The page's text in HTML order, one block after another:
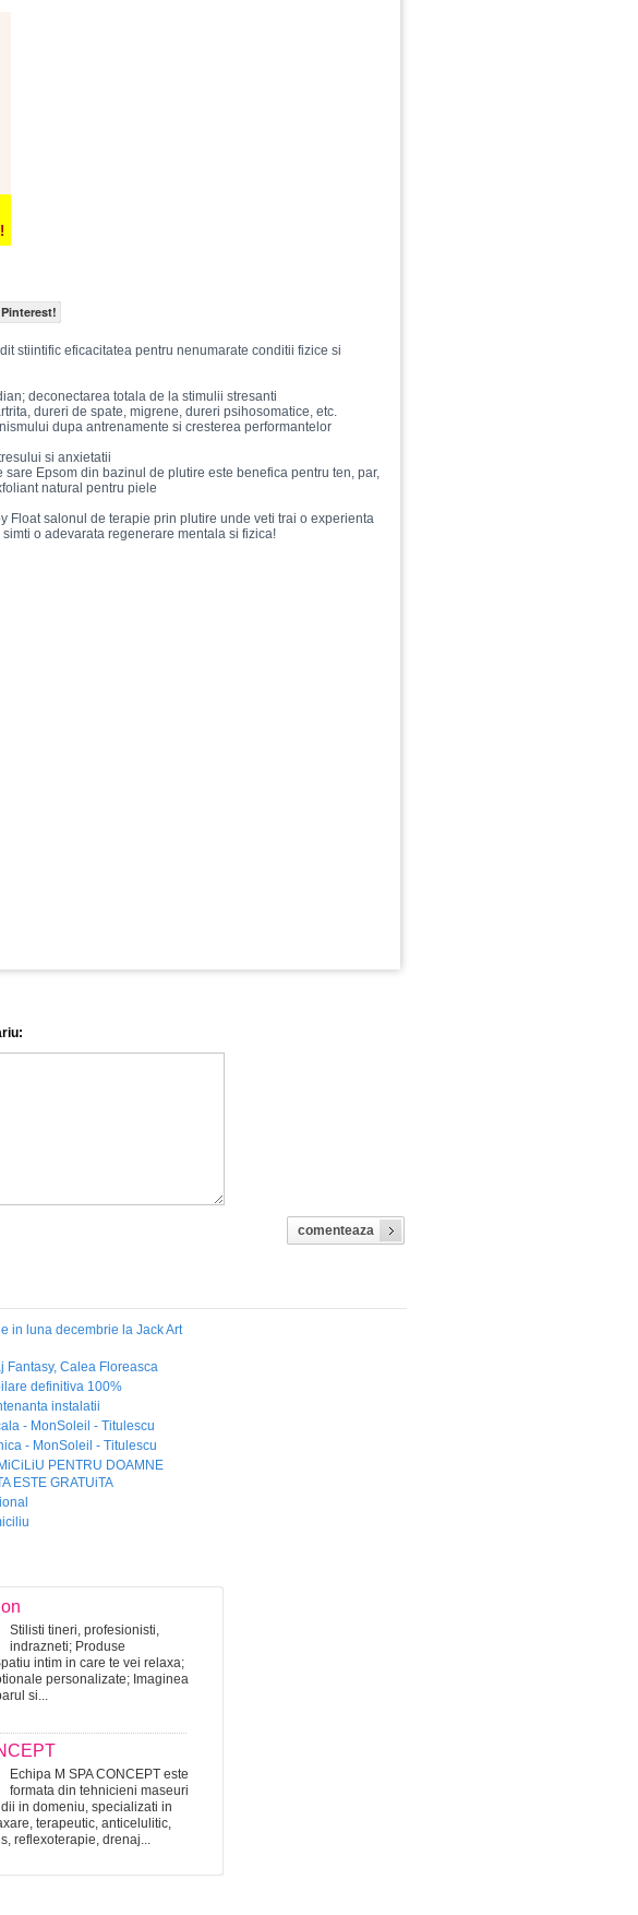
stiintific eficacitatea pentru nenumarate conditii fizice si
deconectarea totala de la stimulii stresanti
dureri de spate, migrene, dureri psihosomatice, etc.
dupa antrenamente si cresterea performantelor
si anxietatii
sare Epsom din bazinul de plutire este benefica pentru ten, par,
natural pentru piele
Float salonul de terapie prin plutire unde veti trai o experienta
o adevarata regenerare mentala si fizica!
comenteaza
in luna decembrie la Jack Art
Fantasy, Calea Floreasca
definitiva 100%
instalatii
- MonSoleil - Titulescu
- MonSoleil - Titulescu
PENTRU DOAMNE
ESTE GRATUiTA
Stilisti tineri, profesionisti,
indrazneti; Produse
intim in care te vei relaxa;
personalizate; Imaginea
si...
Echipa M SPA CONCEPT este
formata din tehnicieni maseuri
in domeniu, specializati in
terapeutic, anticelulitic,
reflexoterapie, drenaj...